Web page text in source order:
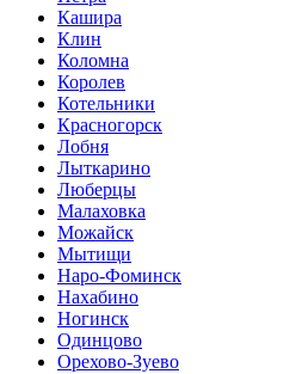
Кашира
Клин
Коломна
Королев
Котельники
Красногорск
Лобня
Лыткарино
Люберцы
Малаховка
Можайск
Мытищи
Наро-Фоминск
Нахабино
Ногинск
Одинцово
Орехово-Зуево